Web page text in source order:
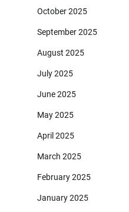
October 2025
September 2025
August 2025
July 2025
June 2025
May 2025
April 2025
March 2025
February 2025
January 2025